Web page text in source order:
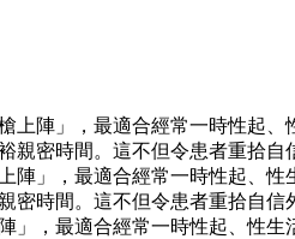
陣」，最適合經常一時性起
密時間。這不但令患者重拾
」，最適合經常一時性起、
時間。這不但令患者重拾自信
，最適合經常一時性起、性